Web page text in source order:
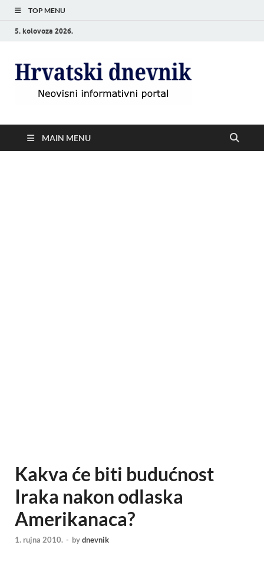
TOP MENU
5. kolovoza 2026.
MAIN MENU
Kakva će biti budućnost
Iraka nakon odlaska
Amerikanaca?
1. rujna 2010. - bydnevnik